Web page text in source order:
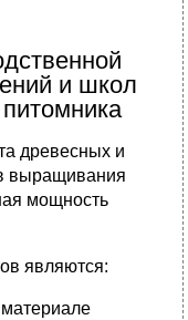
и школ
древесных и
выращивания
мощность
являются: